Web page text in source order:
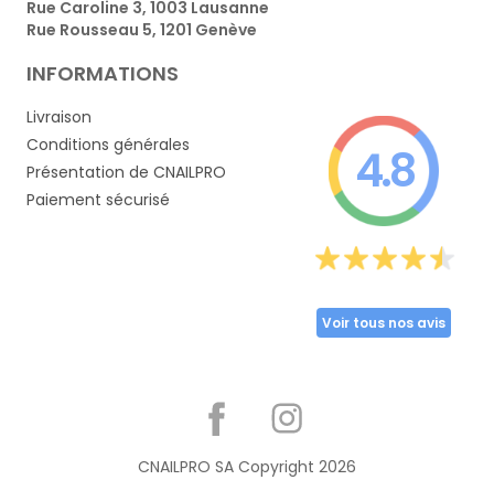
Rue Caroline 3, 1003 Lausanne
Rue Rousseau 5, 1201 Genève
INFORMATIONS
Livraison
Conditions générales
Présentation de CNAILPRO
Paiement sécurisé
4.8
Voir tous nos avis
CNAILPRO SA Copyright 2026